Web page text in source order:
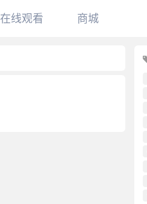
在线观看 商城